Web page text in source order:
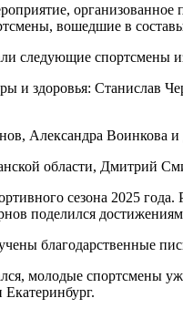
организованное
вошедшие в
следующие спортсмены
и здоровья:
Александра Воинкова
области, Дмитрий
сезона 2025
поделился
благодарственные
молодые спортсмены